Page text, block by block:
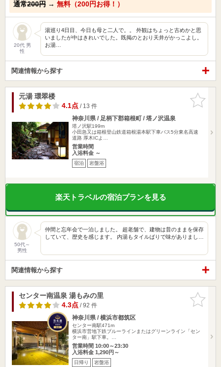
通常200円 → 無料（200円お得！）
20代 男
性
湯巡り4日目、今日も母と二人で。。 外観はちょっと古めかと思
いましたが中はきれいでした。既掲のとおり天井がかっこよし。
お湯…
関連情報から探す
お気に入
りに追加
元湯 環翠楼
4.1点/ 13 件
神奈川県 / 足柄下郡箱根町 / 塔ノ沢温泉
塔ノ沢駅199m
小田急又は箱根登山鉄道箱根湯本駅下車バス5分東名高速
道路 厚木ICよ…
営業時間
入浴料金 ～
宿泊 岩盤浴
楽天トラベルの宿泊プランを見る
50代～
男性
仲間と忘年会で一泊しました。 超老舗で、建物は昔のままを保存
していて、歴史を感じます。 内湯もタイルばりで味がありまし…
関連情報から探す
お気に入
りに追加
センター南温泉 湯もみの里
4.3点/ 92 件
神奈川県 / 横浜市都筑区
センター南駅471m
横浜市営地下鉄ブルーラインまたはグリーンライン「セン
ター南」駅下車。…
営業時間 10:00～23:30
入浴料金 1,290円～
日帰り 岩盤浴